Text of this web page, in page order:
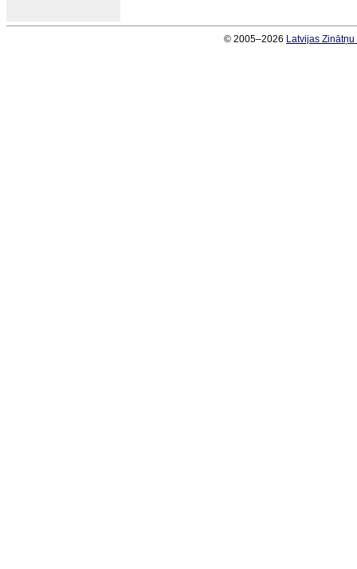
© 2005–2026 Latvijas